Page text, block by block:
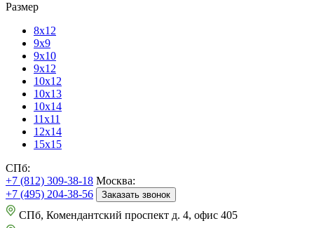
Размер
8х12
9х9
9х10
9х12
10х12
10х13
10х14
11х11
12х14
15х15
СПб:
+7 (812) 309-38-18 Москва:
+7 (495) 204-38-56
Заказать звонок
СПб, Комендантский проспект д. 4, офис 405